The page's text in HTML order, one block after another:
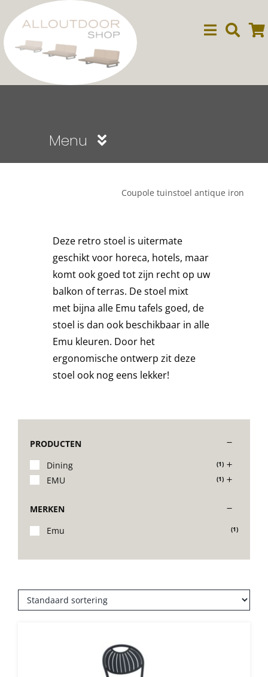
naar
inhoud
Menu
Deck Chairs + voetbanken
Banken
Ligbedden
Buitenkleden
Coupole tuinstoel antique iron
Deze retro stoel is uitermate
geschikt voor horeca, hotels, maar
komt ook goed tot zijn recht op uw
balkon of terras. De stoel mixt
met bijna alle Emu tafels goed, de
stoel is dan ook beschikbaar in alle
Emu kleuren. Door het
ergonomische ontwerp zit deze
stoel ook nog eens lekker!
PRODUCTEN
Dining
(1)
EMU (1)
MERKEN
Emu
(1)